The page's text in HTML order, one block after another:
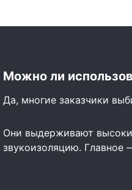
Можно ли
Да, многие заказчики
Они выдерживают
звукоизоляцию. Главное